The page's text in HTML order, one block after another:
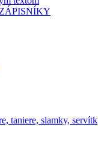
taniere, slamky,